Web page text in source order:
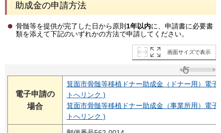
助成金の申請方法
骨髄等を提供が完了した日から原則 1年以内に、申請書に必要書
類を添えて下記のいずれかの方法で申請してください。
画面サイズで表示
電子申請の
場合
箕面市骨髄等移植ドナー助成金（ドナー用）電
トへリンク )
箕面市骨髄等移植ドナー助成金（事業所用）電
トへリンク )